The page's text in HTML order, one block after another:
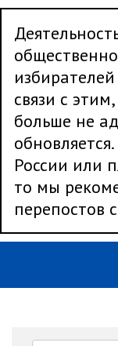
связи с
больше не
России или
то мы
перепостов